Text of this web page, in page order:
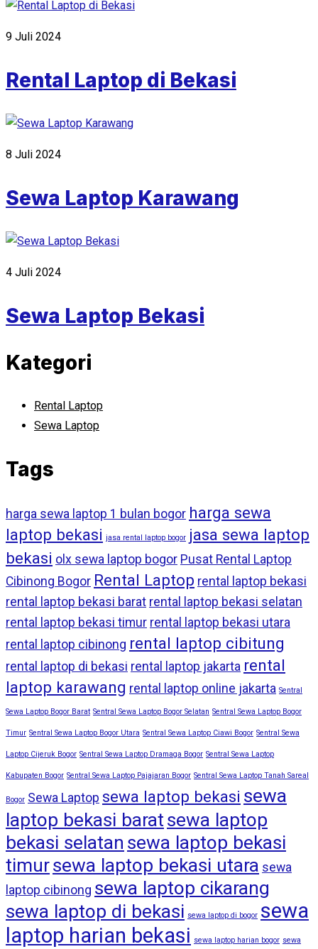
9 Juli 2024
Rental Laptop di Bekasi
8 Juli 2024
Sewa Laptop Karawang
4 Juli 2024
Sewa Laptop Bekasi
Kategori
Rental Laptop
Sewa Laptop
Tags
harga sewa laptop 1 bulan bogor harga sewa
laptop bekasi jasa rental laptop bogor jasa sewa laptop
bekasi olx sewa laptop bogor Pusat Rental Laptop
Cibinong Bogor Rental Laptop rental laptop bekasi
rental laptop bekasi barat rental laptop bekasi selatan
rental laptop bekasi timur rental laptop bekasi utara
rental laptop cibinong rental laptop cibitung
rental laptop di bekasi rental laptop jakarta rental
laptop karawang rental laptop online jakarta Sentral
Sewa Laptop Bogor Barat Sentral Sewa Laptop Bogor Selatan Sentral Sewa Laptop Bogor
Timur Sentral Sewa Laptop Bogor Utara Sentral Sewa Laptop Ciawi Bogor Sentral Sewa
Laptop Cijeruk Bogor Sentral Sewa Laptop Dramaga Bogor Sentral Sewa Laptop
Kabupaten Bogor Sentral Sewa Laptop Pajajaran Bogor Sentral Sewa Laptop Tanah Sareal
Bogor Sewa Laptop sewa laptop bekasi sewa
laptop bekasi barat sewa laptop
bekasi selatan sewa laptop bekasi
timursewa laptop bekasi utara sewa
laptop cibinong sewa laptop cikarang
sewa laptop di bekasi sewa laptop di bogor sewa
laptop harian bekasi sewa laptop harian bogor sewa